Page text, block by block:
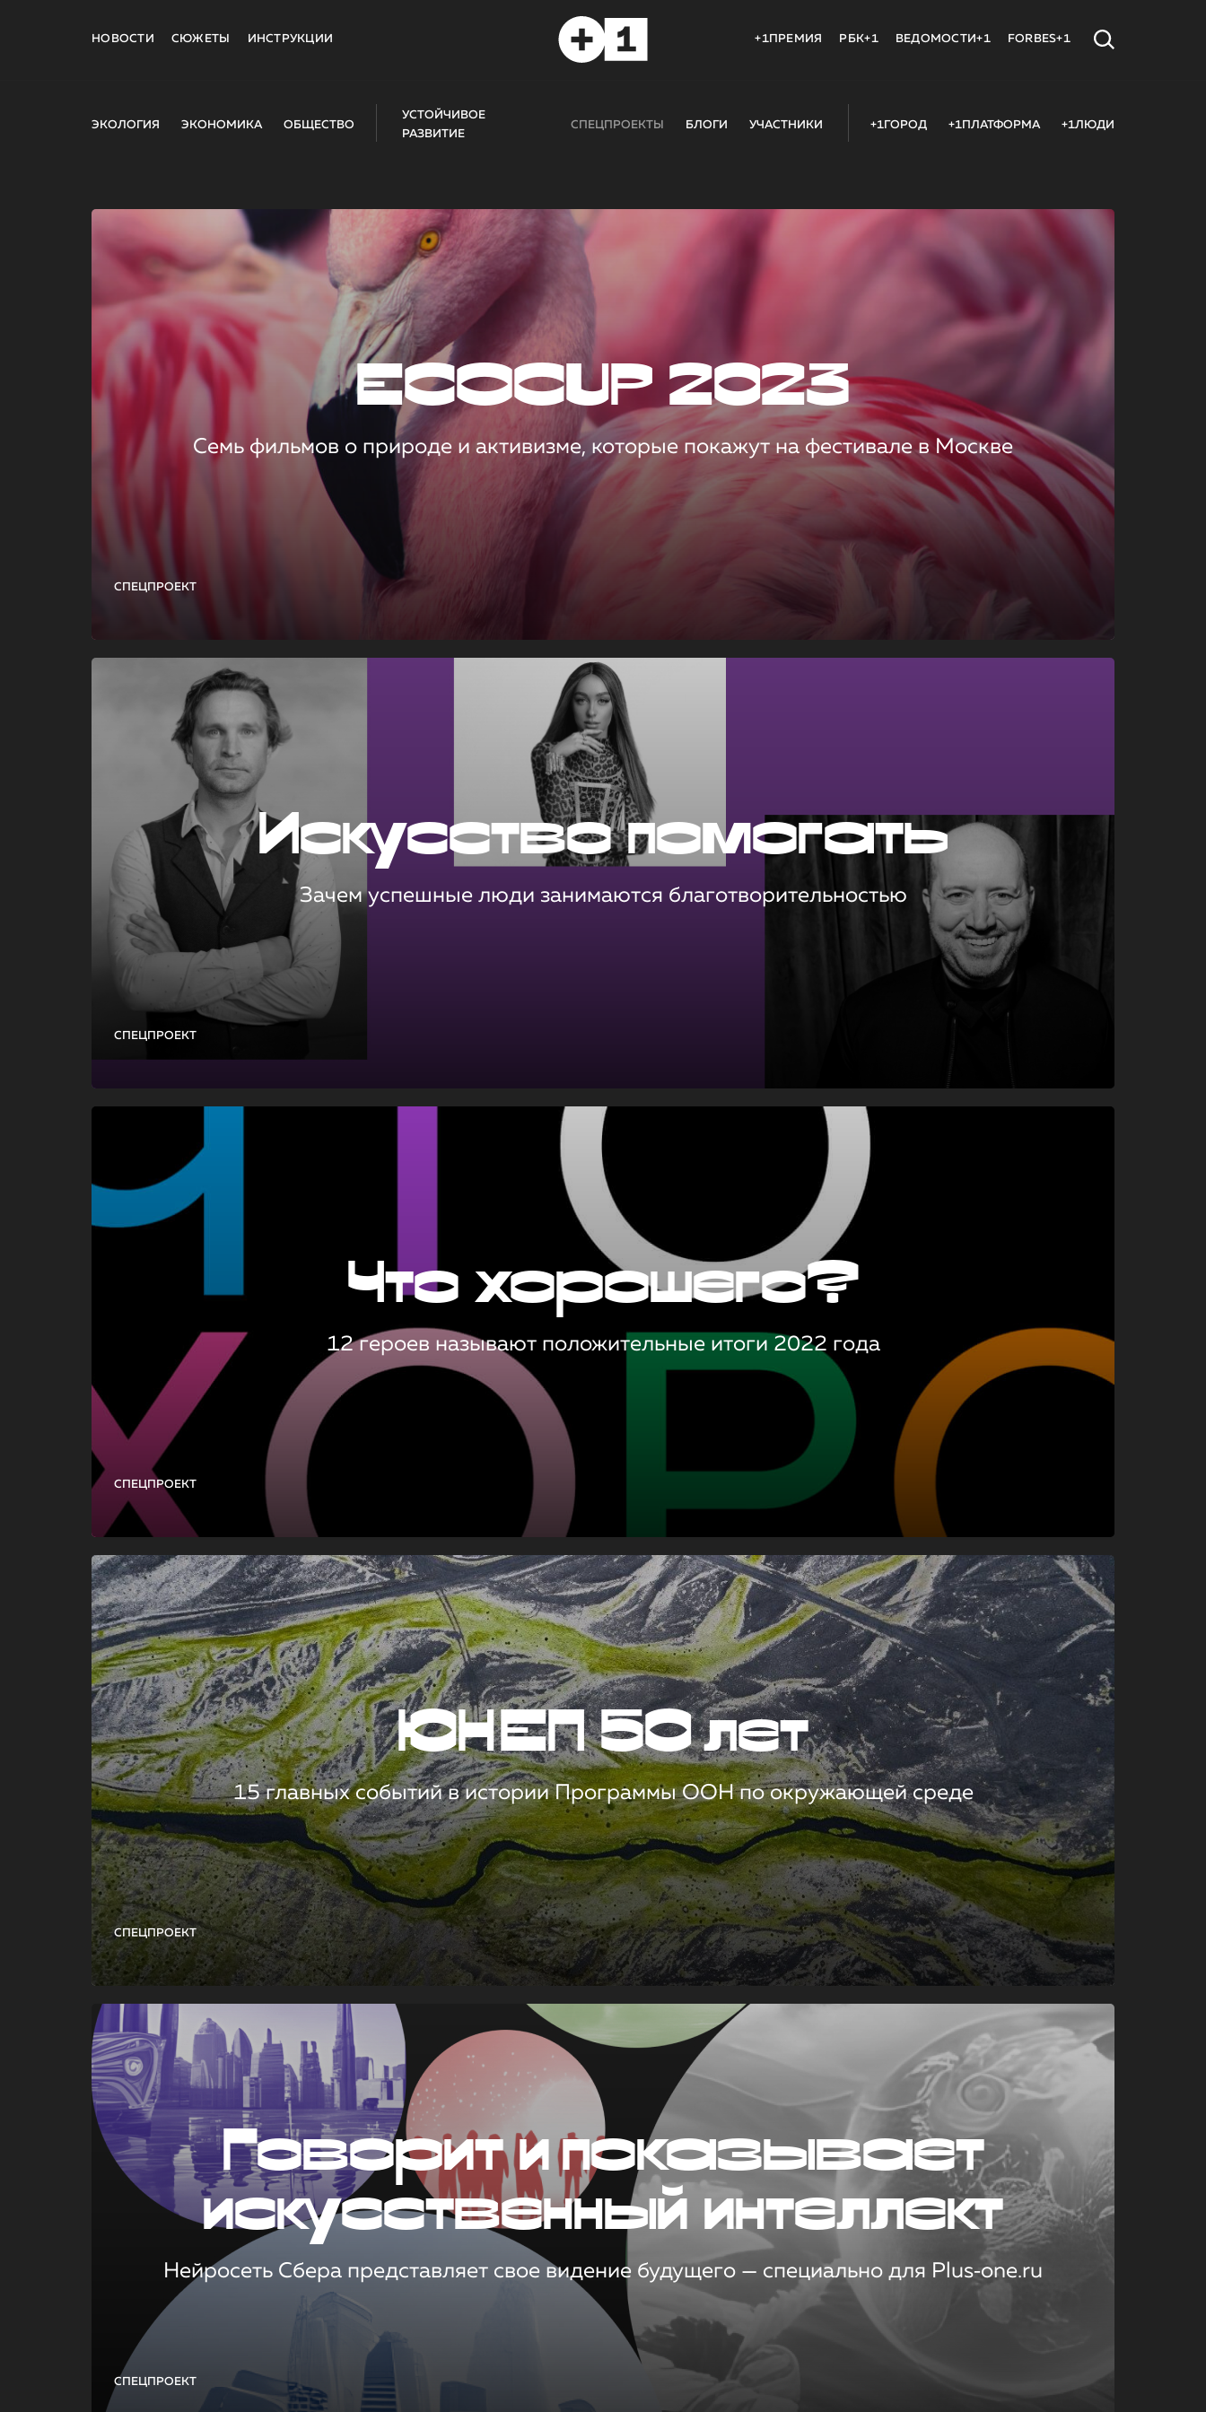
НОВОСТИ СЮЖЕТЫ ИНСТРУКЦИИ +1ПРЕМИЯ РБК+1 ВЕДОМОСТИ+1 FORBES+1
ЭКОЛОГИЯ ЭКОНОМИКА ОБЩЕСТВО
УСТОЙЧИВОЕ
РАЗВИТИЕ
СПЕЦПРОЕКТЫ БЛОГИ УЧАСТНИКИ +1ГОРОД +1ПЛАТФОРМА +1ЛЮДИ
СПЕЦПРОЕКТ
ECOCUP 2023
Семь фильмов о природе и активизме, которые покажут на фестивале в Москве
СПЕЦПРОЕКТ
Искусство помогать
Зачем успешные люди занимаются благотворительностью
СПЕЦПРОЕКТ
Что хорошего?
12 героев называют положительные итоги 2022 года
СПЕЦПРОЕКТ
ЮНЕП 50 лет
15 главных событий в истории Программы ООН по окружающей среде
СПЕЦПРОЕКТ
Говорит и показывает
искусственный интеллект
Нейросеть Сбера представляет свое видение будущего — специально для Plus‑one.ru